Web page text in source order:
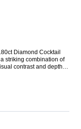
Diamond Cocktail
contrast and depth.
weight and balanced
for both men and
Time, Fully Insured.